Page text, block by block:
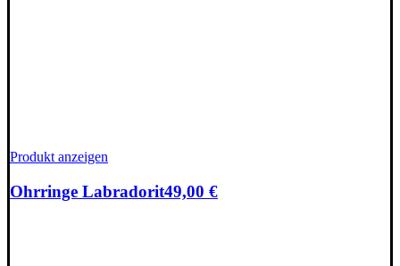
Produkt anzeigen
Ohrringe Labradorit49,00 €